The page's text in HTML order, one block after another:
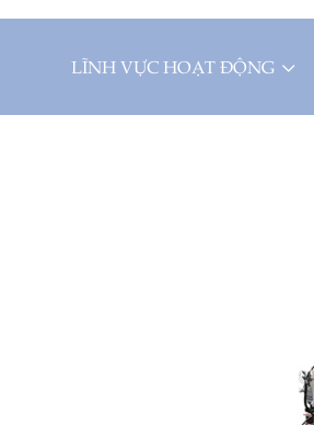
LĨNH VỰC HOẠT ĐỘNG